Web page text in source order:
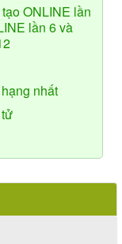
ONLINE lần
lần 6 và
nhất